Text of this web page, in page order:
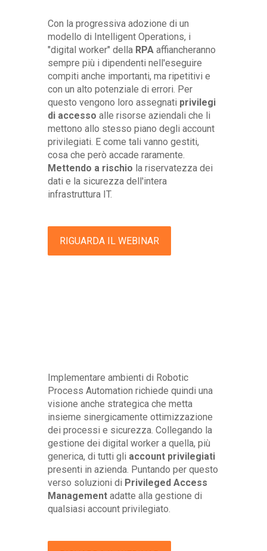
Con la progressiva adozione di un
modello di Intelligent Operations, i
"digital worker" della RPA affiancheranno
sempre più i dipendenti nell'eseguire
compiti anche importanti, ma ripetitivi e
con un alto potenziale di errori. Per
questo vengono loro assegnati privilegi
di accesso alle risorse aziendali che li
mettono allo stesso piano degli account
privilegiati. E come tali vanno gestiti,
cosa che però accade raramente.
Mettendo a rischio la riservatezza dei
dati e la sicurezza dell'intera
infrastruttura IT.
RIGUARDA IL WEBINAR
Implementare ambienti di Robotic
Process Automation richiede quindi una
visione anche strategica che metta
insieme sinergicamente ottimizzazione
dei processi e sicurezza. Collegando la
gestione dei digital worker a quella, più
generica, di tutti gli account privilegiati
presenti in azienda. Puntando per questo
verso soluzioni di Privileged Access
Management adatte alla gestione di
qualsiasi account privilegiato.